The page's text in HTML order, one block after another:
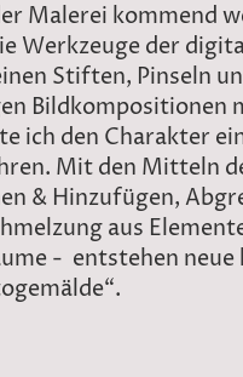
Malerei kommend
Werkzeuge der
Stiften, Pinseln
Bildkompositionen
ich den Charakter
Mit den Mitteln
& Hinzufügen,
aus
- entstehen